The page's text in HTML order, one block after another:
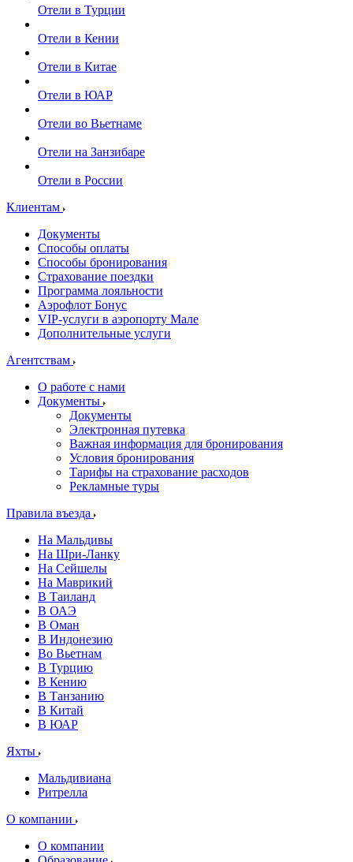
Отели в Турции
Отели в Кении
Отели в Китае
Отели в ЮАР
Отели во Вьетнаме
Отели на Занзибаре
Отели в России
Клиентам
Документы
Способы оплаты
Способы бронирования
Страхование поездки
Программа лояльности
Аэрофлот Бонус
VIP-услуги в аэропорту Мале
Дополнительные услуги
Агентствам
О работе с нами
Документы
Документы
Электронная путевка
Важная информация для бронирования
Условия бронирования
Тарифы на страхование расходов
Рекламные туры
Правила въезда
На Мальдивы
На Шри-Ланку
На Сейшелы
На Маврикий
В Таиланд
В ОАЭ
В Оман
В Индонезию
Во Вьетнам
В Турцию
В Кению
В Танзанию
В Китай
В ЮАР
Яхты
Мальдивиана
Ритрелла
О компании
О компании